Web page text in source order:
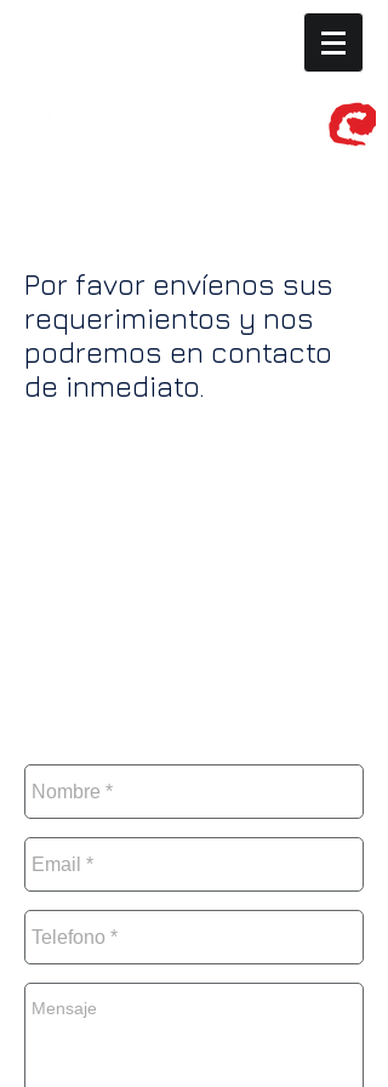
Por favor envíenos sus
requerimientos y nos
podremos en contacto
de inmediato.